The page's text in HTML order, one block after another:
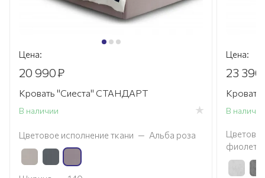
Цена:
20 990₽
Кровать "Сиеста" СТАНДАРТ
В наличии
Цветовое исполнение ткани — Альба роза
Цена:
23 390
В наличии